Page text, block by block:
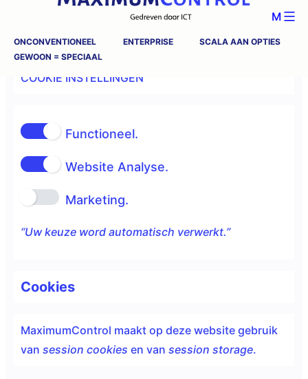
ONCONVENTIONEEL ENTERPRISE
SCALA AAN OPTIES
GEWOON = SPECIAAL
M
COOKIE INSTELLINGEN
Functioneel.
Website Analyse.
Marketing.
“Uw keuze word automatisch verwerkt.”
Cookies
MaximumControl maakt op deze website gebruik
van session cookies en van session storage.